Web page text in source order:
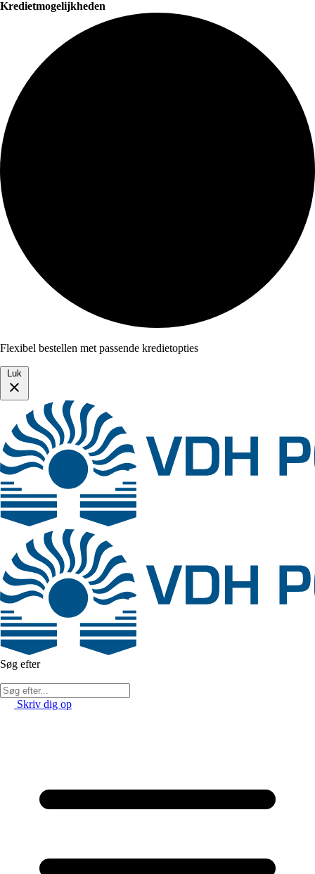
Kredietmogelijkheden
Flexibel bestellen met passende kredietopties
Luk
Søg efter
Skriv dig op